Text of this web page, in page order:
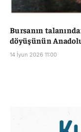
Bursanın
döyüşünün
14 İyun 2026 11:00